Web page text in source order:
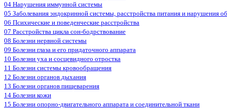
04 Нарушения иммунной системы
05 Заболевания эндокринной системы, расстройства питания и нарушения
06 Психические и поведенческие расстройства
07 Расстройства цикла сон-бодрствование
08 Болезни нервной системы
09 Болезни глаза и его придаточного аппарата
10 Болезни уха и сосцевидного отростка
11 Болезни системы кровообращения
12 Болезни органов дыхания
13 Болезни органов пищеварения
14 Болезни кожи
15 Болезни опорно-двигательного аппарата и соединительной ткани